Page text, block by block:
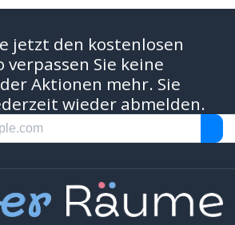
jetzt den kostenlosen
verpassen Sie keine
Aktionen mehr. Sie
wieder abmelden.